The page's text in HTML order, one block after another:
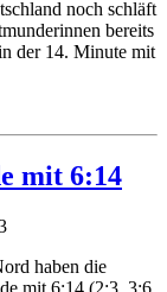
noch schläft
bereits
der 14. Minute mit
mit 6:14
haben die